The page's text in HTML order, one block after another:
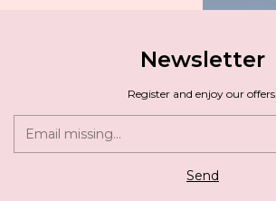
Newsletter
Register and enjoy our offers.